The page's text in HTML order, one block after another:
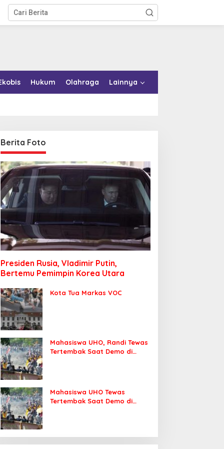
Hukum Olahraga Lainnya
Berita Foto
Presiden Rusia, Vladimir Putin,
Bertemu Pemimpin Korea Utara
Kota Tua Markas VOC
Mahasiswa UHO, Randi Tewas
Tertembak Saat Demo di
Mahasiswa UHO Tewas
Tertembak Saat Demo di